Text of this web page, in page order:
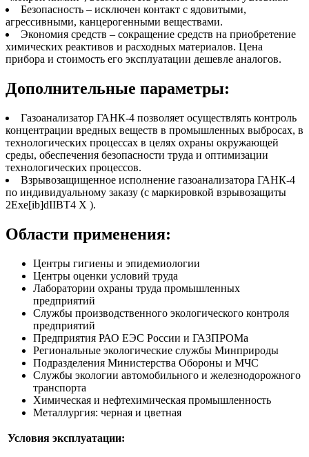
Безопасность – исключен контакт с ядовитыми,
агрессивными, канцерогенными веществами.
Экономия средств – сокращение средств на приобретение
химических реактивов и расходных материалов. Цена
прибора и стоимость его эксплуатации дешевле аналогов.
Дополнительные параметры:
Газоанализатор ГАНК-4 позволяет осуществлять контроль
концентрации вредных веществ в промышленных выбросах, в
технологических процессах в целях охраны окружающей
среды, обеспечения безопасности труда и оптимизации
технологических процессов.
Взрывозащищенное исполнение газоанализатора ГАНК-4
по индивидуальному заказу (с маркировкой взрывозащиты
2Exe[ib]dIIBТ4 Х ).
Области применения:
Центры гигиены и эпидемиологии
Центры оценки условий труда
Лаборатории охраны труда промышленных
предприятий
Службы производственного экологического контроля
предприятий
Предприятия РАО ЕЭС России и ГАЗПРОМа
Региональные экологические службы Минприроды
Подразделения Министерства Обороны и МЧС
Службы экологии автомобильного и железнодорожного
транспорта
Химическая и нефтехимическая промышленность
Металлургия: черная и цветная
Условия эксплуатации: